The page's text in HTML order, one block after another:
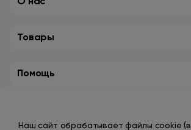
Наш сайт обрабатывает файлы cookie (в
Товары
Помощь